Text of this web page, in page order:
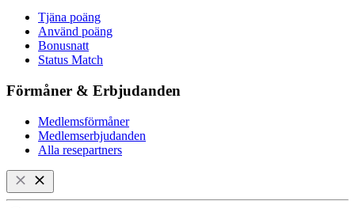
Tjäna poäng
Använd poäng
Bonusnatt
Status Match
Förmåner & Erbjudanden
Medlemsförmåner
Medlemserbjudanden
Alla resepartners